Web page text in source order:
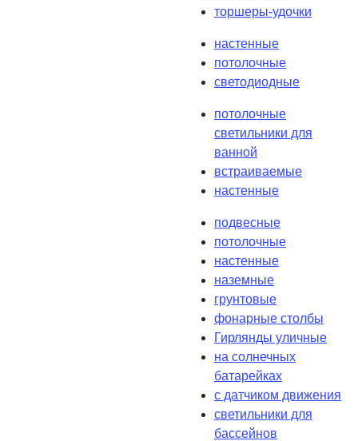
торшеры-удочки
настенные
потолочные
светодиодные
потолочные
светильники для
ванной
встраиваемые
настенные
подвесные
потолочные
настенные
наземные
грунтовые
фонарные столбы
Гирлянды уличные
на солнечных
батарейках
с датчиком движения
светильники для
бассейнов